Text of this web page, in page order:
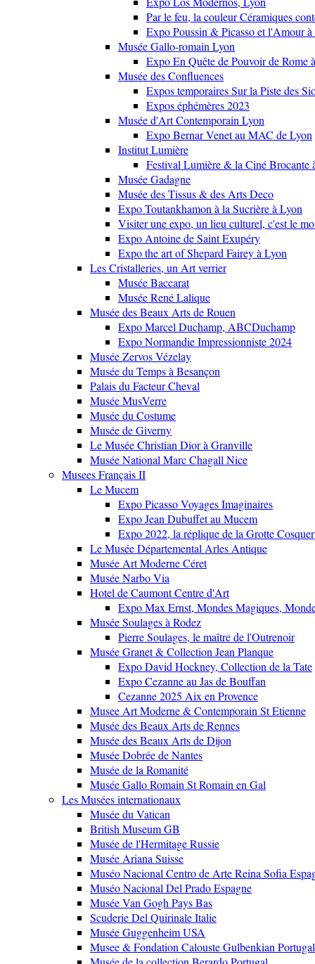
Par le feu, la couleur Céramiques
Expo Poussin & Picasso et l'Amour
Musée Gallo-romain Lyon
Expo En Quête de Pouvoir de Rome
Musée des Confluences
Expos temporaires Sur la Piste des
Expos éphémères 2023
Musée d'Art Contemporain Lyon
Expo Bernar Venet au MAC de Lyon
Institut Lumière
Festival Lumière & la Ciné Brocante
Musée Gadagne
Musée des Tissus & des Arts Deco
Expo Toutankhamon à la Sucrière à Lyon
Visiter une expo, un lieu culturel, c'est le
Expo Antoine de Saint Exupéry
Expo the art of Shepard Fairey à Lyon
Les Cristalleries, un Art verrier
Musée Baccarat
Musée René Lalique
Musée des Beaux Arts de Rouen
Expo Marcel Duchamp, ABCDuchamp
Expo Normandie Impressionniste 2024
Musée Zervos Vézelay
Musée du Temps à Besançon
Palais du Facteur Cheval
Musée MusVerre
Musée du Costume
Musée de Giverny
Le Musée Christian Dior à Granville
Musée National Marc Chagall Nice
Musees Français II
Le Mucem
Expo Picasso Voyages Imaginaires
Expo Jean Dubuffet au Mucem
Expo 2022, la réplique de la Grotte
Le Musée Départemental Arles Antique
Musée Art Moderne Céret
Musée Narbo Via
Hotel de Caumont Centre d'Art
Expo Max Ernst, Mondes Magiques,
Musée Soulages à Rodez
Pierre Soulages, le maître de l'Outrenoir
Musée Granet & Collection Jean Planque
Expo David Hockney, Collection de la Tate
Expo Cezanne au Jas de Bouffan
Cezanne 2025 Aix en Provence
Musee Art Moderne & Contemporain St Etienne
Musée des Beaux Arts de Rennes
Musée des Beaux Arts de Dijon
Musée Dobrée de Nantes
Musée de la Romanité
Musée Gallo Romain St Romain en Gal
Les Musées internationaux
Musée du Vatican
British Museum GB
Musée de l'Hermitage Russie
Musée Ariana Suisse
Muséo Nacional Centro de Arte Reina Sofia
Muséo Nacional Del Prado Espagne
Musée Van Gogh Pays Bas
Scuderie Del Quirinale Italie
Musée Guggenheim USA
Musee & Fondation Calouste Gulbenkian Portugal